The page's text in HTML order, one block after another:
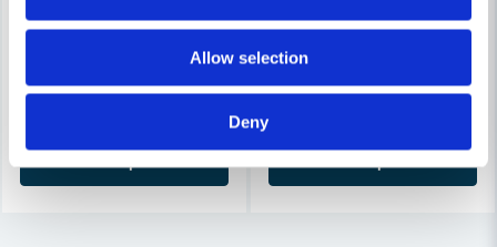
Allow selection
Deny
Fein 308013 Slippapper K40 5-Pack
Köp
FEIN
Fein Slippapper Trekant 5-P
77 kr
46,2 kr
Köp